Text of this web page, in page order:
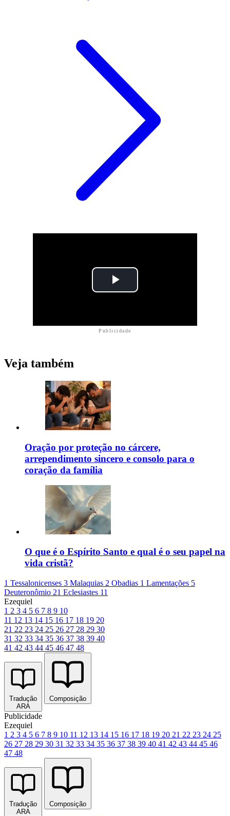
Publicidade
Veja também
Oração por proteção no cárcere,
arrependimento sincero e consolo para o
coração da família
O que é o Espírito Santo e qual é o seu papel na
vida cristã?
1 Tessalonicenses 3 Malaquias 2 Obadias 1 Lamentações 5
Deuteronômio 21 Eclesiastes 11
Ezequiel
1 2 3 4 5 6 7 8 9 10
11 12 13 14 15 16 17 18 19 20
21 22 23 24 25 26 27 28 29 30
31 32 33 34 35 36 37 38 39 40
41 42 43 44 45 46 47 48
Tradução
ARA
Composição
Publicidade
Ezequiel
1 2 3 4 5 6 7 8 9 10 11 12 13 14 15 16 17 18 19 20 21 22 23 24 25
26 27 28 29 30 31 32 33 34 35 36 37 38 39 40 41 42 43 44 45 46
47 48
Tradução
ARA
Composição